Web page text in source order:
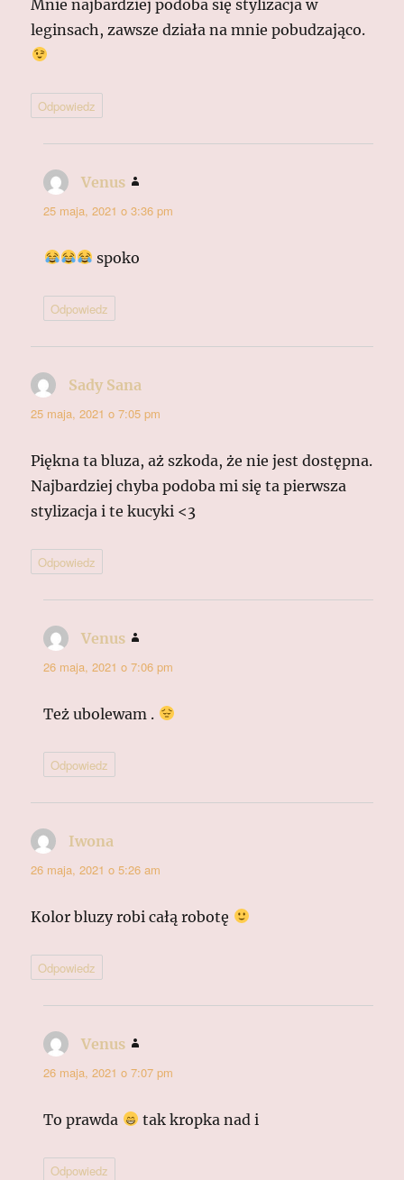
Mnie najbardziej podoba się stylizacja w
leginsach, zawsze działa na mnie pobudzająco.
Odpowiedz
Venus
25 maja, 2021 o 3:36 pm
spoko
Odpowiedz
Sady Sana
25 maja, 2021 o 7:05 pm
Piękna ta bluza, aż szkoda, że nie jest dostępna.
Najbardziej chyba podoba mi się ta pierwsza
stylizacja i te kucyki <3
Odpowiedz
Venus
26 maja, 2021 o 7:06 pm
Też ubolewam .
Odpowiedz
Iwona
26 maja, 2021 o 5:26 am
Kolor bluzy robi całą robotę
Odpowiedz
Venus
26 maja, 2021 o 7:07 pm
To prawda tak kropka nad i
Odpowiedz